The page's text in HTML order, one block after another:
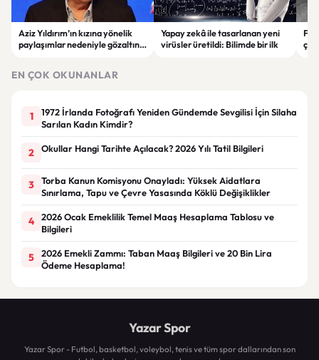
Aziz Yıldırım’ın kızına yönelik
paylaşımlar nedeniyle gözaltına
Yapay zekâ ile tasarlanan yeni
virüsler üretildi: Bilimde bir ilk
EN ÇOK OKUNANLAR
1
1972 İrlanda Fotoğrafı Yeniden Gündemde Sevgilisi İçin Silaha
Sarılan Kadın Kimdir?
2 Okullar Hangi Tarihte Açılacak? 2026 Yılı Tatil Bilgileri
3
Torba Kanun Komisyonu Onayladı: Yüksek Aidatlara
Sınırlama, Tapu ve Çevre Yasasında Köklü Değişiklikler
4
2026 Ocak Emeklilik Temel Maaş Hesaplama Tablosu ve
Bilgileri
5
2026 Emekli Zammı: Taban Maaş Bilgileri ve 20 Bin Lira
Ödeme Hesaplama!
Yazar Spor
Yazar Spor - Futbol, basketbol, voleybol, tenis ve tüm spor dallarından son